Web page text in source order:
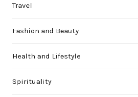
Travel
Fashion and Beauty
Health and Lifestyle
Spirituality